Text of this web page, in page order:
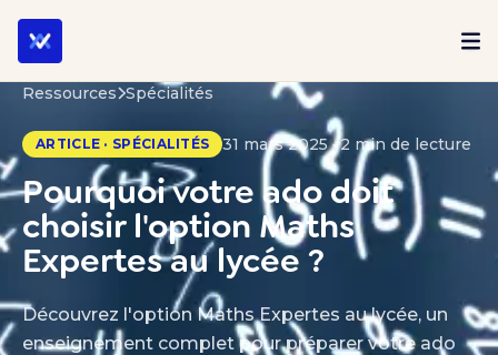
Ressources Spécialités
ARTICLE · SPÉCIALITÉS 31 mars 2025 · 2 min de lecture
Pourquoi votre ado doit
choisir l'option Maths
Expertes au lycée ?
Découvrez l'option Maths Expertes au lycée, un
enseignement complet pour préparer votre ado